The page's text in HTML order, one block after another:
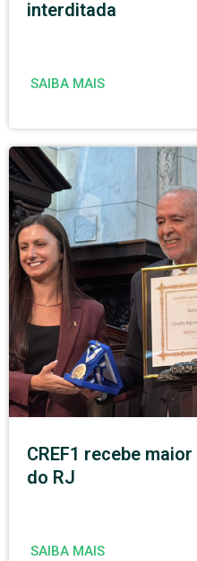
interditada
SAIBA MAIS
CREF1 recebe
do RJ
SAIBA MAIS